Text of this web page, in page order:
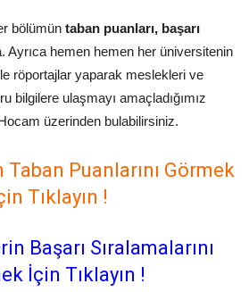
bölümün taban puanları, başarı
Ayrıca hemen hemen her üniversitenin
röportajlar yaparak meslekleri ve
bilgilere ulaşmayı amaçladığımız
üzerinden bulabilirsiniz.
Puanlarını Görmek
Tıklayın !
Başarı Sıralamalarını
İçin Tıklayın !